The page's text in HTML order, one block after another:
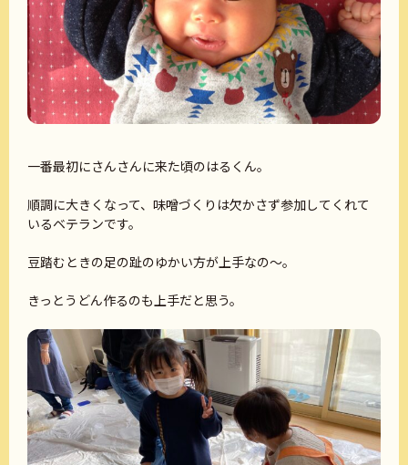
一番最初にさんさんに来た頃のはるくん。
順調に大きくなって、味噌づくりは欠かさず参加してくれて
いるベテランです。
豆踏むときの足の趾のゆかい方が上手なの～。
きっとうどん作るのも上手だと思う。